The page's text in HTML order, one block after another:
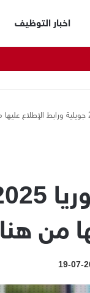
اخبار التوظيف
من هنا